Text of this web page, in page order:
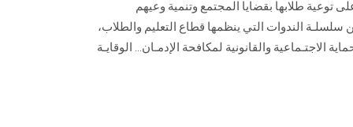
طلابها بقضايا المجتمع وتنمية وعيهم
الندوات التي ينظمها قطاع التعليم والطلاب،
الاجتـماعية والقانونية لمكافحة الإدمـان… الوقايـة